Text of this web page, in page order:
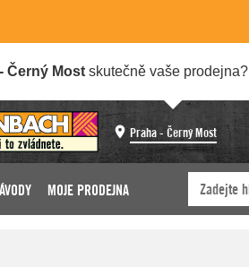
Černý Most skutečně vaše prodejna?
Praha - Černý Most
MOJE PRODEJNA